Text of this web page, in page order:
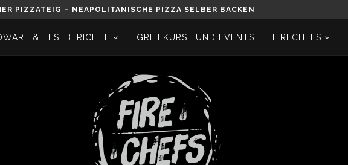
PIZZATEIG – NEAPOLITANISCHE PIZZA SELBER BACKEN
& TESTBERICHTE GRILLKURSE UND EVENTS FIRECHEFS